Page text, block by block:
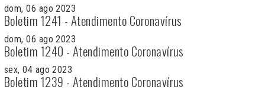
dom, 06 ago 2023
Boletim 1241 - Atendimento Coronavírus
dom, 06 ago 2023
Boletim 1240 - Atendimento Coronavírus
sex, 04 ago 2023
Boletim 1239 - Atendimento Coronavírus